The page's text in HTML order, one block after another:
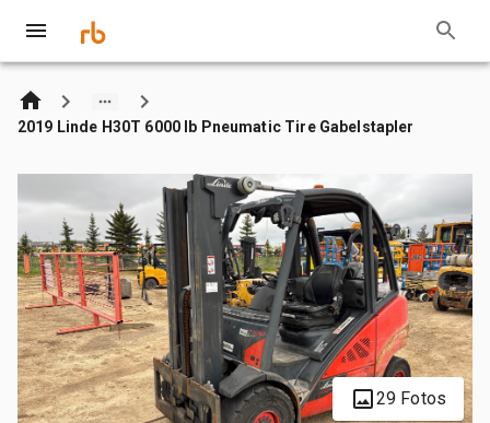
2019 Linde H30T 6000 lb Pneumatic Tire Gabelstapler
29 Fotos